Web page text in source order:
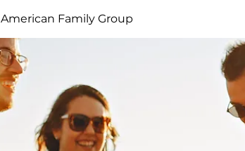
American Family Group